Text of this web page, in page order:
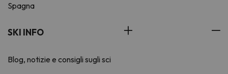
Spagna
SKI INFO
Blog, notizie e consigli sugli sci